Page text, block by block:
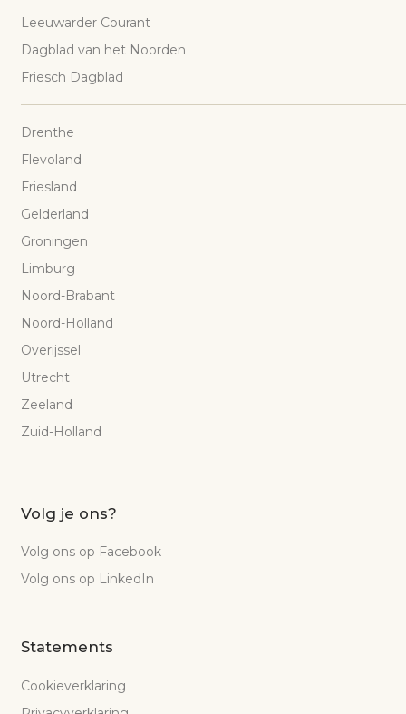
Leeuwarder Courant
Dagblad van het Noorden
Friesch Dagblad
Drenthe
Flevoland
Friesland
Gelderland
Groningen
Limburg
Noord-Brabant
Noord-Holland
Overijssel
Utrecht
Zeeland
Zuid-Holland
Volg je ons?
Volg ons op Facebook
Volg ons op LinkedIn
Statements
Cookieverklaring